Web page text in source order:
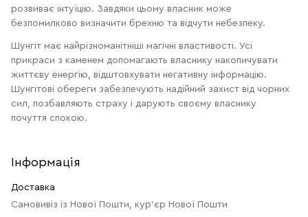
розвиває інтуїцію. Завдяки цьому власник може
безпомилково визначити брехню та відчути небезпеку.
Шунгіт має найрізноманітніші магічні властивості. Усі
прикраси з каменем допомагають власнику накопичувати
життєву енергію, відштовхувати негативну інформацію.
Шунгітові обереги забезпечують надійний захист від чорних
сил, позбавляють страху і дарують своєму власнику
почуття спокою.
Інформація
Доставка
Самовивіз із Нової Пошти, кур'єр Нової Пошти